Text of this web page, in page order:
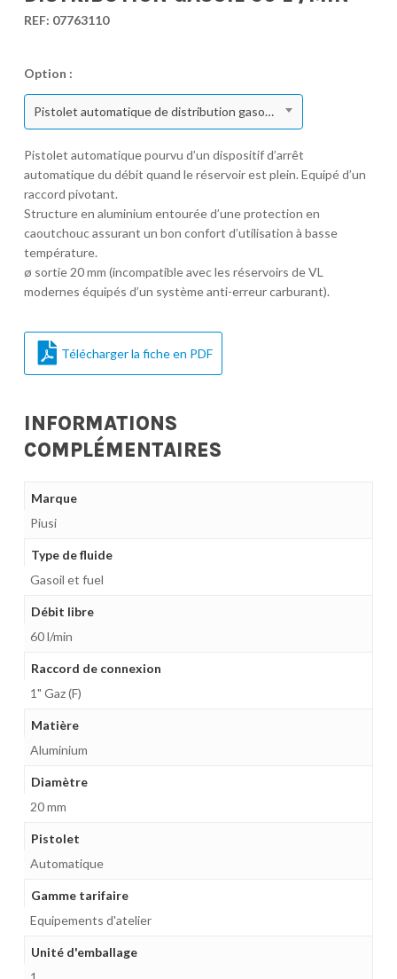
REF: 07763110
Option :
Pistolet automatique de distribution gasoil 60 l /min
Pistolet automatique pourvu d’un dispositif d’arrêt
automatique du débit quand le réservoir est plein. Equipé d’un
raccord pivotant.
Structure en aluminium entourée d’une protection en
caoutchouc assurant un bon confort d’utilisation à basse
température.
ø sortie 20 mm (incompatible avec les réservoirs de VL
modernes équipés d’un système anti-erreur carburant).
Télécharger la fiche en PDF
INFORMATIONS
COMPLÉMENTAIRES
Marque
Piusi
Type de fluide
Gasoil et fuel
Débit libre
60 l/min
Raccord de connexion
1" Gaz (F)
Matière
Aluminium
Diamètre
20 mm
Pistolet
Automatique
Gamme tarifaire
Equipements d'atelier
Unité d'emballage